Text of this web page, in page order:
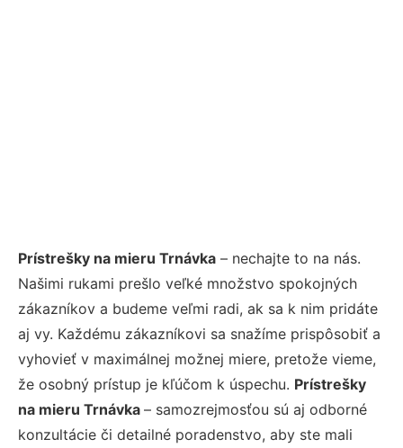
Prístrešky na mieru Trnávka – nechajte to na nás.
Našimi rukami prešlo veľké množstvo spokojných
zákazníkov a budeme veľmi radi, ak sa k nim pridáte
aj vy. Každému zákazníkovi sa snažíme prispôsobiť a
vyhovieť v maximálnej možnej miere, pretože vieme,
že osobný prístup je kľúčom k úspechu. Prístrešky
na mieru Trnávka – samozrejmosťou sú aj odborné
konzultácie či detailné poradenstvo, aby ste mali